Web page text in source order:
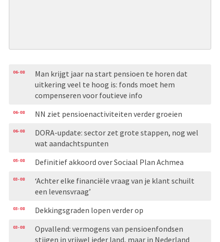
06-08
Man krijgt jaar na start pensioen te horen dat
uitkering veel te hoog is: fonds moet hem
compenseren voor foutieve info
06-08 NN ziet pensioenactiviteiten verder groeien
06-08
DORA-update: sector zet grote stappen, nog wel
wat aandachtspunten
05-08 Definitief akkoord over Sociaal Plan Achmea
03-08
‘Achter elke financiële vraag van je klant schuilt
een levensvraag’
03-08 Dekkingsgraden lopen verder op
03-08
Opvallend: vermogens van pensioenfondsen
stijgen in vrijwel ieder land, maar in Nederland